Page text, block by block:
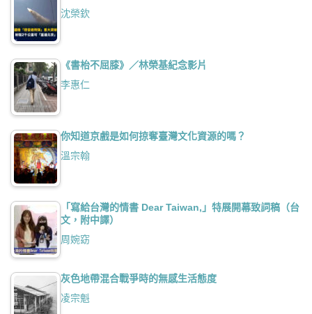
沈榮欽
《書枱不屈膝》／林榮基紀念影片
李惠仁
你知道京戲是如何掠奪臺灣文化資源的嗎？
溫宗翰
「寫給台灣的情書 Dear Taiwan,」特展開幕致詞稿（台
文，附中譯）
周婉窈
灰色地帶混合戰爭時的無感生活態度
凌宗魁